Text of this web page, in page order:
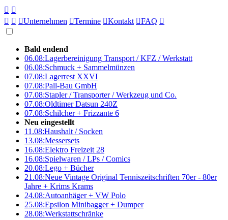
 
  Unternehmen Termine Kontakt FAQ 
Bald endend
06.08:Lagerbereinigung Transport / KFZ / Werkstatt
06.08:Schmuck + Sammelmünzen
07.08:Lagerrest XXVI
07.08:Pall-Bau GmbH
07.08:Stapler / Transporter / Werkzeug und Co.
07.08:Oldtimer Datsun 240Z
07.08:Schilcher + Frizzante 6
Neu eingestellt
11.08:Haushalt / Socken
13.08:Messersets
16.08:Elektro Freizeit 28
16.08:Spielwaren / LPs / Comics
20.08:Lego + Bücher
21.08:Neue Vintage Original Tenniszeitschriften 70er - 80er
Jahre + Krims Krams
24.08:Autoanhäger + VW Polo
25.08:Epsilon Minibagger + Dumper
28.08:Werkstattschränke